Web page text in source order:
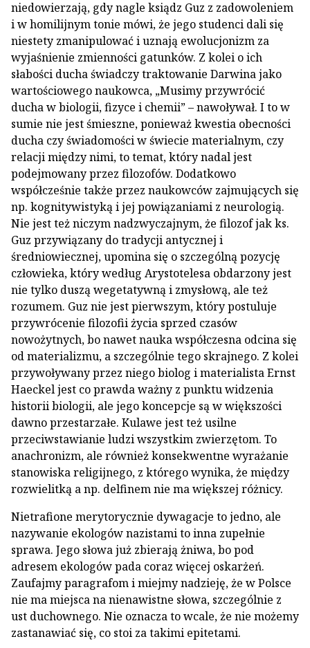
niedowierzają, gdy nagle ksiądz Guz z zadowoleniem
i w homilijnym tonie mówi, że jego studenci dali się
niestety zmanipulować i uznają ewolucjonizm za
wyjaśnienie zmienności gatunków. Z kolei o ich
słabości ducha świadczy traktowanie Darwina jako
wartościowego naukowca, „Musimy przywrócić
ducha w biologii, fizyce i chemii” – nawoływał. I to w
sumie nie jest śmieszne, ponieważ kwestia obecności
ducha czy świadomości w świecie materialnym, czy
relacji między nimi, to temat, który nadal jest
podejmowany przez filozofów. Dodatkowo
współcześnie także przez naukowców zajmujących się
np. kognitywistyką i jej powiązaniami z neurologią.
Nie jest też niczym nadzwyczajnym, że filozof jak ks.
Guz przywiązany do tradycji antycznej i
średniowiecznej, upomina się o szczególną pozycję
człowieka, który według Arystotelesa obdarzony jest
nie tylko duszą wegetatywną i zmysłową, ale też
rozumem. Guz nie jest pierwszym, który postuluje
przywrócenie filozofii życia sprzed czasów
nowożytnych, bo nawet nauka współczesna odcina się
od materializmu, a szczególnie tego skrajnego. Z kolei
przywoływany przez niego biolog i materialista Ernst
Haeckel jest co prawda ważny z punktu widzenia
historii biologii, ale jego koncepcje są w większości
dawno przestarzałe. Kulawe jest też usilne
przeciwstawianie ludzi wszystkim zwierzętom. To
anachronizm, ale również konsekwentne wyrażanie
stanowiska religijnego, z którego wynika, że między
rozwielitką a np. delfinem nie ma większej różnicy.
Nietrafione merytorycznie dywagacje to jedno, ale
nazywanie ekologów nazistami to inna zupełnie
sprawa. Jego słowa już zbierają żniwa, bo pod
adresem ekologów pada coraz więcej oskarżeń.
Zaufajmy paragrafom i miejmy nadzieję, że w Polsce
nie ma miejsca na nienawistne słowa, szczególnie z
ust duchownego. Nie oznacza to wcale, że nie możemy
zastanawiać się, co stoi za takimi epitetami.